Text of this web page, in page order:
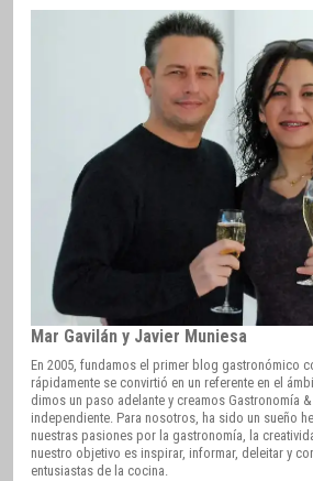
Mar Gavilán y Javier Muniesa
En 2005, fundamos el primer blog gastronómico
rápidamente se convirtió en un referente en el
dimos un paso adelante y creamos Gastronomía
independiente. Para nosotros, ha sido un sueño
nuestras pasiones por la gastronomía, la
nuestro objetivo es inspirar, informar, deleitar y
entusiastas de la cocina.